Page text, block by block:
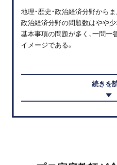
地理・歴史・政治経済分野から
政治経済分野の問題数はやや少
基本事項の問題が多く、一問一
イメージである。
続きを